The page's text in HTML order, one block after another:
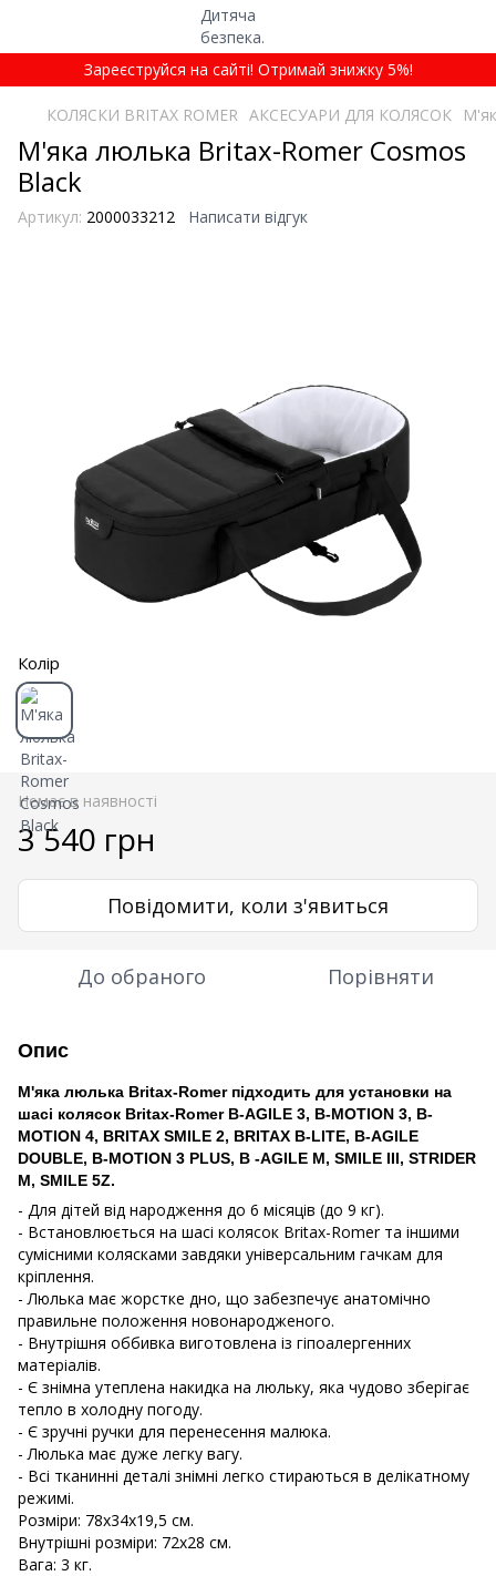
Зареєструйся на сайті! Отримай знижку 5%!
КОЛЯСКИ BRITAX ROMER АКСЕСУАРИ ДЛЯ КОЛЯСОК
М'яка люлька Britax-Romer Cosmos
Black
Артикул: 2000033212 Написати відгук
Колір
Немає в наявності
3 540 грн
Повідомити, коли з'явиться
До обраного Порівняти
Опис
М'яка люлька Britax-Romer підходить для установки на
шасі колясок Britax-Romer B-AGILE 3, B-MOTION 3, B-
MOTION 4, BRITAX SMILE 2, BRITAX B-LITE, B-AGILE
DOUBLE, B-MOTION 3 PLUS, B -AGILE M, SMILE III, STRIDER
M, SMILE 5Z.
- Для дітей від народження до 6 місяців (до 9 кг).
- Встановлюється на шасі колясок Britax-Romer та іншими
сумісними колясками завдяки універсальним гачкам для
кріплення.
- Люлька має жорстке дно, що забезпечує анатомічно
правильне положення новонародженого.
- Внутрішня оббивка виготовлена ​​із гіпоалергенних
матеріалів.
- Є знімна утеплена накидка на люльку, яка чудово зберігає
тепло в холодну погоду.
- Є зручні ручки для перенесення малюка.
- Люлька має дуже легку вагу.
- Всі тканинні деталі знімні легко стираються в делікатному
режимі.
Розміри: 78х34х19,5 см.
Внутрішні розміри: 72х28 см.
Вага: 3 кг.